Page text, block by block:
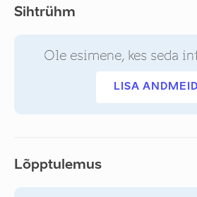
Sihtrühm
Ole esimene, kes seda
LISA ANDMEID
Lõpptulemus